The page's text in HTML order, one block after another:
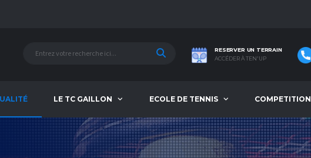
RESERVER UN TERRAIN
ACCÉDER À TEN'UP
LE TC GAILLON ECOLE DE TENNIS COMPETITION